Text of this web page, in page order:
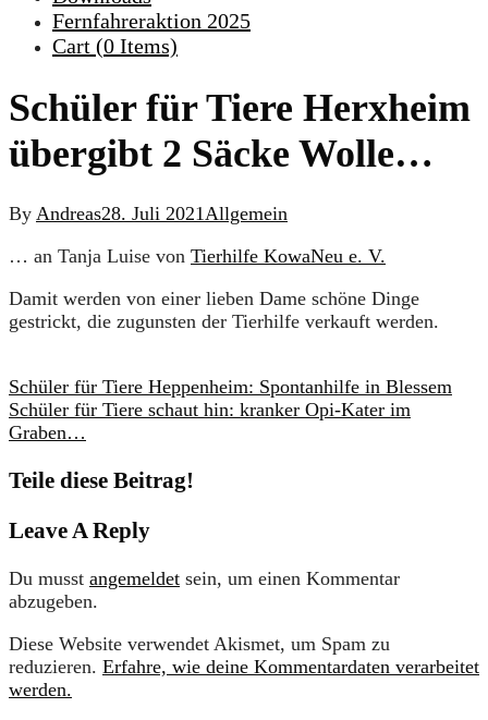
Fernfahreraktion 2025
Cart (0 Items)
Schüler für Tiere Herxheim
übergibt 2 Säcke Wolle…
By Andreas28. Juli 2021Allgemein
… an Tanja Luise von Tierhilfe KowaNeu e. V.
Damit werden von einer lieben Dame schöne Dinge
gestrickt, die zugunsten der Tierhilfe verkauft werden.
Schüler für Tiere Heppenheim: Spontanhilfe in Blessem
Schüler für Tiere schaut hin: kranker Opi-Kater im
Graben…
Teile diese Beitrag!
Leave A Reply
Du musst angemeldet sein, um einen Kommentar
abzugeben.
Diese Website verwendet Akismet, um Spam zu
reduzieren. Erfahre, wie deine Kommentardaten verarbeitet
werden.